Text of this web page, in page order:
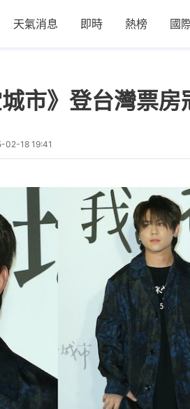
天氣消息 即時 熱榜 國
市》登台灣票
02-18 19:41